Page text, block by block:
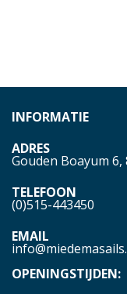
INFORMATIE
ADRES
Gouden Boayum 6,
TELEFOON
(0)515-443450
EMAIL
OPENINGSTIJDEN: